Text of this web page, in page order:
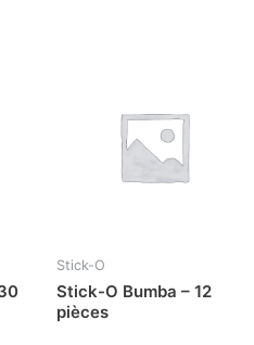
Stick-O
Stick-O Bumba – 12
pièces